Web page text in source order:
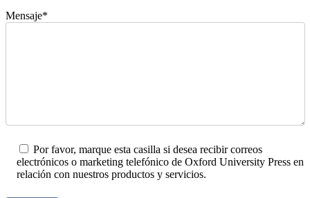
Mensaje*
Por favor, marque esta casilla si desea recibir correos
electrónicos o marketing telefónico de Oxford University Press en
relación con nuestros productos y servicios.